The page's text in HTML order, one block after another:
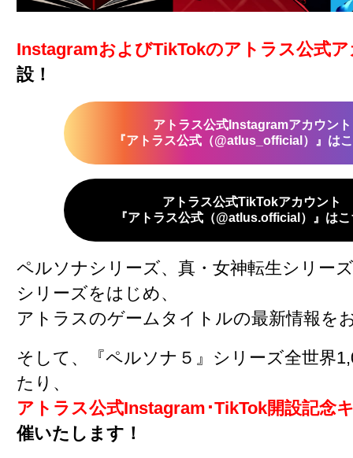
InstagramおよびTikTokのアトラス公式
設！
アトラス公式Instagramアカウント
『アトラス公式（@atlus_official）』は
アトラス公式TikTokアカウント
『アトラス公式（@atlus.official）』は
ペルソナシリーズ、真・女神転生シリー
シリーズをはじめ、
アトラスのゲームタイトルの最新情報を
そして、『ペルソナ５』シリーズ全世界
たり、
アトラス公式Instagram･TikTok開設記念
催いたします！